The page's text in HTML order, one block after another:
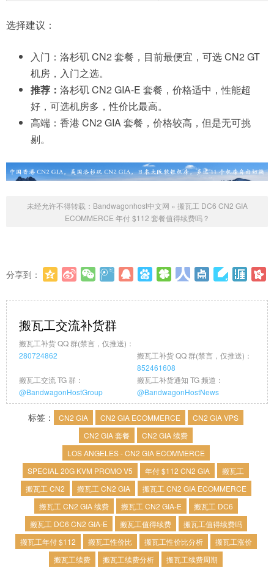
选择建议：
入门：洛杉矶 CN2 套餐，目前最便宜，可选 CN2 GT
机房，入门之选。
推荐： 洛杉矶 CN2 GIA-E 套餐，价格适中，性能超
好，可选机房多，性价比最高。
高端：香港 CN2 GIA 套餐，价格较高，但是无可挑
剔。
未经允许不得转载： Bandwagonhost中文网 » 搬瓦工 DC6 CN2 GIA
ECOMMERCE 年付 $112 套餐值得续费吗？
分享到：
搬瓦工交流补货群
搬瓦工补货 QQ 群(禁言，仅推送)：
280724862
搬瓦工补货 QQ 群(禁言，仅推送)：
852461608
搬瓦工交流 TG 群：
@BandwagonHostGroup
搬瓦工补货通知 TG 频道：
@BandwagonHostNews
标签： CN2 GIA CN2 GIA ECOMMERCE
CN2 GIA VPS
CN2 GIA 套餐
CN2 GIA 续费
LOS ANGELES - CN2 GIA ECOMMERCE
SPECIAL 20G KVM PROMO V5
年付 $112 CN2 GIA
搬瓦工
搬瓦工 CN2
搬瓦工 CN2 GIA
搬瓦工 CN2 GIA ECOMMERCE
搬瓦工 CN2 GIA 续费
搬瓦工 CN2 GIA-E
搬瓦工 DC6
搬瓦工 DC6 CN2 GIA-E
搬瓦工值得续费
搬瓦工值得续费吗
搬瓦工年付 $112
搬瓦工性价比 搬瓦工性价比分析
搬瓦工涨价
搬瓦工续费
搬瓦工续费分析 搬瓦工续费周期